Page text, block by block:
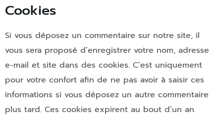
Cookies
Si vous déposez un commentaire sur notre site, il
vous sera proposé d’enregistrer votre nom, adresse
e-mail et site dans des cookies. C’est uniquement
pour votre confort afin de ne pas avoir à saisir ces
informations si vous déposez un autre commentaire
plus tard. Ces cookies expirent au bout d’un an.